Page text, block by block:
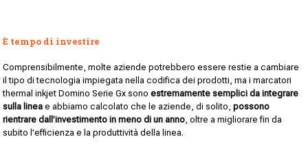
È tempo di investire
Comprensibilmente, molte aziende potrebbero essere restie a cambiare
il tipo di tecnologia impiegata nella codifica dei prodotti, ma i marcatori
thermal inkjet Domino Serie Gx sonoestremamente semplici da integrare
sulla linea e abbiamo calcolato che le aziende, di solito,possono
rientrare dall’investimento in meno di un anno , oltre a migliorare fin da
subito l’efficienza e la produttività della linea.